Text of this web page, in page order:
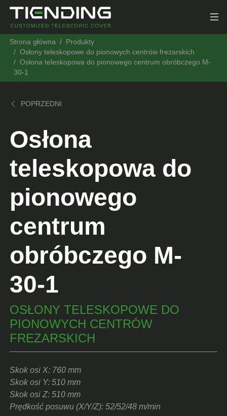
Strona główna
Produkty
Osłony teleskopowe do pionowych centrów frezarskich
Osłona teleskopowa do pionowego centrum obróbczego M-
30-1
POPRZEDNI
Osłona
teleskopowa do
pionowego
centrum
obróbczego M-
30-1
OSŁONY TELESKOPOWE DO
PIONOWYCH CENTRÓW
FREZARSKICH
Skok osi X: 760 mm
Skok osi Y: 510 mm
Skok osi Z: 510 mm
Prędkość posuwu (X/Y/Z): 52/52/48 m/min